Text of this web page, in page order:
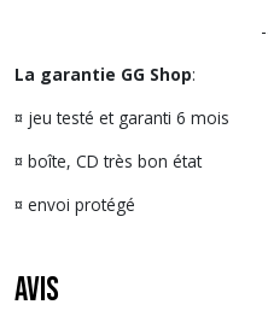
La garantie GG Shop:
¤ jeu testé et garanti 6 mois
¤ boîte, CD très bon état
¤ envoi protégé
Avis